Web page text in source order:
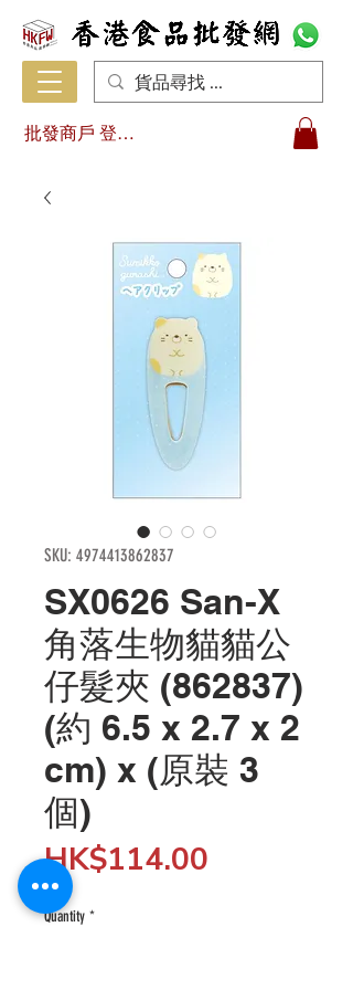
批發商戶 登入/註冊
SKU: 4974413862837
SX0626 San-X
角落生物貓貓公
仔髮夾 (862837)
(約 6.5 x 2.7 x 2
cm) x (原裝 3
個)
HK$114.00
Quantity *